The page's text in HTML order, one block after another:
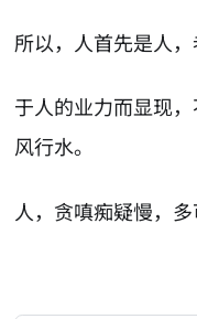
所以，人首先是人
于人的业力而显现，
风行水。
人，贪嗔痴疑慢，多